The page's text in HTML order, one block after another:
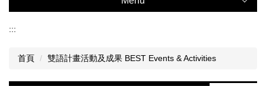
雙語教學推動資源中心 BERC
:::
首頁 雙語計畫活動及成果 BEST Events & Activities